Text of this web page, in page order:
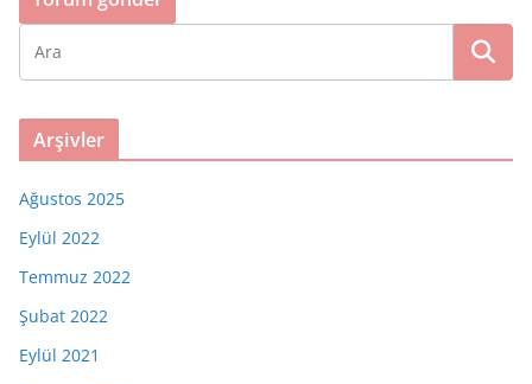
Arşivler
Ağustos 2025
Eylül 2022
Temmuz 2022
Şubat 2022
Eylül 2021